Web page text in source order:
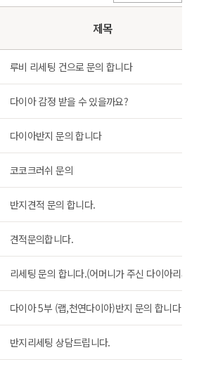
제목
루비 리세팅 건으로 문의 합니다
다이아 감정 받을 수 있을까요?
다이아반지 문의 합니다
코코크러쉬 문의
반지견적 문의 합니다.
견적문의합니다.
리세팅 문의 합니다.(어머니가 주신 다이아리세팅
다이아 5부 (랩,천연다이아)반지 문의 합니다
반지리세팅 상담드립니다.